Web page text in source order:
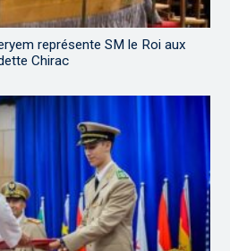
représente SM le Roi aux
Chirac